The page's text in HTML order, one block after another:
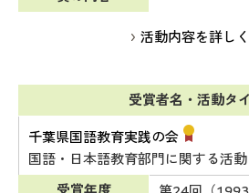
活動内容を詳し
受賞者名・活動タ
千葉県国語教育実践の会
国語・日本語教育部門に関する活動